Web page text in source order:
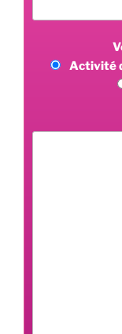
Activité